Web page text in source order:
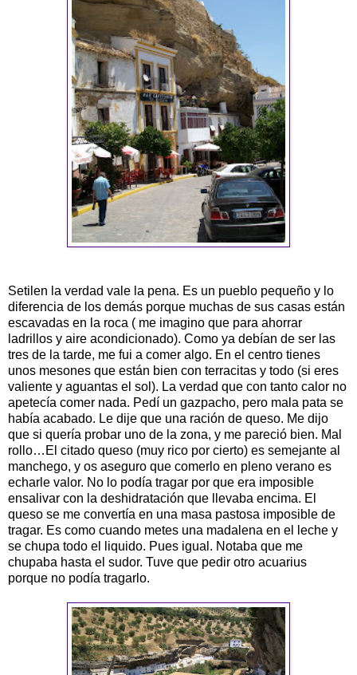
Setilen la verdad vale la pena. Es un pueblo pequeño y lo
diferencia de los demás porque muchas de sus casas están
escavadas en la roca ( me imagino que para ahorrar
ladrillos y aire acondicionado). Como ya debían de ser las
tres de la tarde, me fui a comer algo. En el centro tienes
unos mesones que están bien con terracitas y todo (si eres
valiente y aguantas el sol). La verdad que con tanto calor no
apetecía comer nada. Pedí un gazpacho, pero mala pata se
había acabado. Le dije que una ración de queso. Me dijo
que si quería probar uno de la zona, y me pareció bien. Mal
rollo…El citado queso (muy rico por cierto) es semejante al
manchego, y os aseguro que comerlo en pleno verano es
echarle valor. No lo podía tragar por que era imposible
ensalivar con la deshidratación que llevaba encima. El
queso se me convertía en una masa pastosa imposible de
tragar. Es como cuando metes una madalena en el leche y
se chupa todo el liquido. Pues igual. Notaba que me
chupaba hasta el sudor. Tuve que pedir otro acuarius
porque no podía tragarlo.